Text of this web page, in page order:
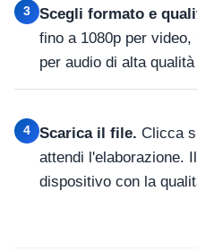
3 Scegli formato e
fino a 1080p per
per audio di alta
4 Scarica il file. Clicca
attendi l'elaborazione.
dispositivo con la